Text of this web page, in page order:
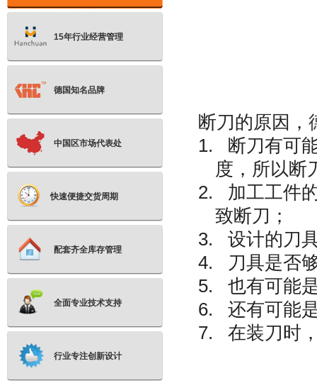
断刀的原因，
1. 断刀有可
度，所以断
2. 加工工件
致断刀；
3. 设计的刀
4. 刀具是否
5. 也有可能
6. 还有可能
7. 在装刀时
15年行业经营管理
德国知名品牌
中国区市场代表处
快速便捷交货周期
配套齐全库存管理
全面专业技术支持
行业专注创新设计